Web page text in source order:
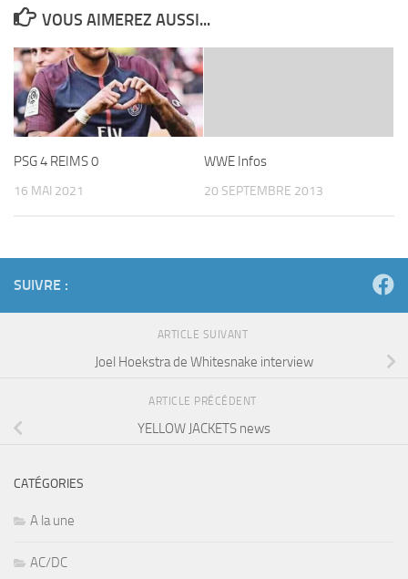
VOUS AIMEREZ AUSSI...
PSG 4 REIMS 0
16 MAI 2021
WWE Infos
20 SEPTEMBRE 2013
SUIVRE :
ARTICLE SUIVANT
Joel Hoekstra de Whitesnake interview
ARTICLE PRÉCÉDENT
YELLOW JACKETS news
CATÉGORIES
A la une
AC/DC